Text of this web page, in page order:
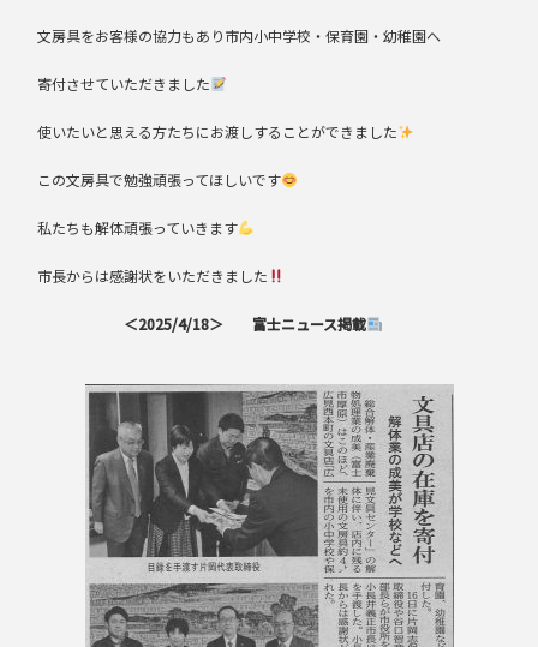
文房具をお客様の協力もあり市内小中学校・保育園・幼稚園へ
寄付させていただきました
使いたいと思える方たちにお渡しすることができました
この文房具で勉強頑張ってほしいです
私たちも解体頑張っていきます
市長からは感謝状をいただきました
＜2025/4/18＞ 富士ニュース掲載